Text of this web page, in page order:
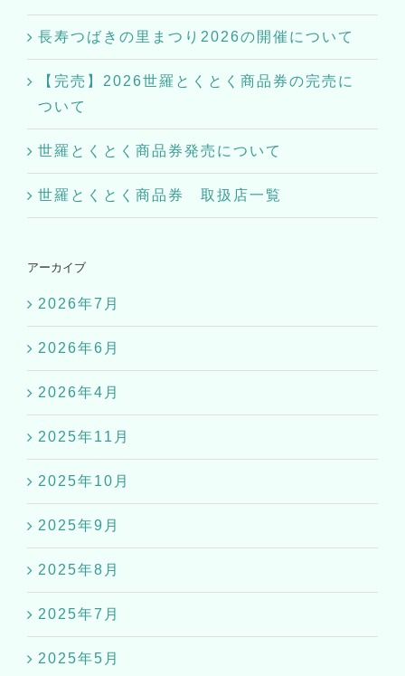
長寿つばきの里まつり2026の開催について
【完売】2026世羅とくとく商品券の完売に
ついて
世羅とくとく商品券発売について
世羅とくとく商品券 取扱店一覧
アーカイブ
2026年7月
2026年6月
2026年4月
2025年11月
2025年10月
2025年9月
2025年8月
2025年7月
2025年5月